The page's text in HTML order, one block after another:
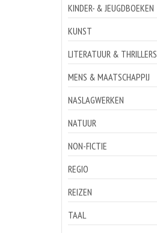
KINDER- & JEUGDBOEKEN
KUNST
LITERATUUR & THRILLERS
MENS & MAATSCHAPPIJ
NASLAGWERKEN
NATUUR
NON-FICTIE
REGIO
REIZEN
TAAL